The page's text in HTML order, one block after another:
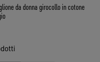
da donna girocollo in cotone